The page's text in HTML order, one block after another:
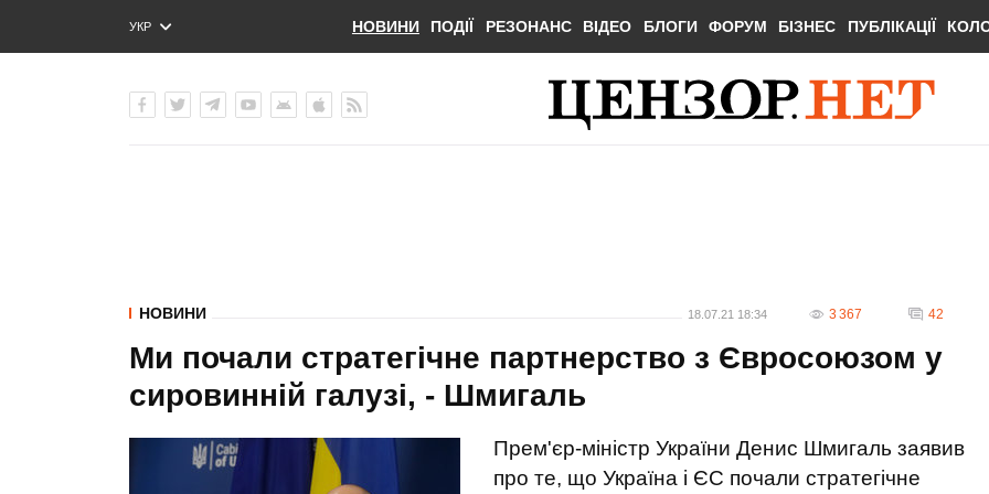
УКР
ENG
НОВИНИ ПОДІЇ РЕЗОНАНС ВІДЕО БЛОГИ ФОРУМ БІЗНЕС ПУБЛІКАЦІЇ
НОВИНИ 18.07.21 18:34 3 367 42
Ми почали стратегічне партнерство з Євросоюзом у
сировинній галузі, - Шмигаль
Прем'єр-міністр України Денис Шмигаль заявив
про те, що Україна і ЄС почали стратегічне